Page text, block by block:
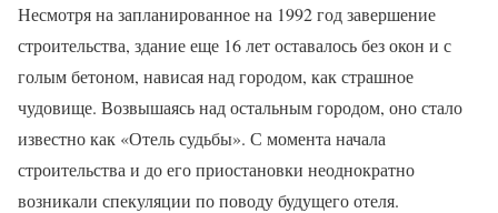
Несмотря на запланированное на 1992 год завершение
строительства, здание еще 16 лет оставалось без окон и с
голым бетоном, нависая над городом, как страшное
чудовище. Возвышаясь над остальным городом, оно стало
известно как «Отель судьбы». С момента начала
строительства и до его приостановки неоднократно
возникали спекуляции по поводу будущего отеля.